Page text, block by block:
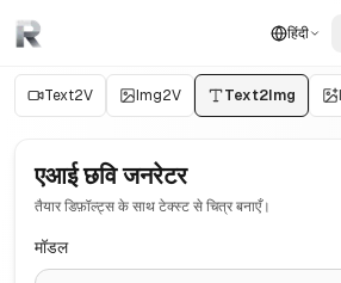
हिंदी
Text2V Img2V Text2Img
एआई छवि जनरेटर
तैयार डिफ़ॉल्ट्स के साथ टेक्स्ट से चित्र बनाएँ।
मॉडल